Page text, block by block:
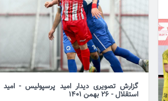
گزارش تصویری دیدار امید پرسپولیس - امید
استقلال - 26 بهمن 1401